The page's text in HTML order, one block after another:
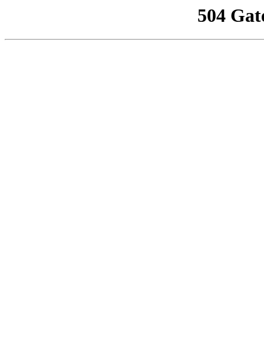
504